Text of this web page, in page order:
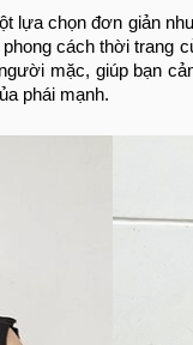
lựa chọn đơn giản
cách thời trang
mặc, giúp bạn
phái mạnh.